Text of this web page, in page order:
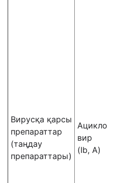
Вирусқа қарсы
препараттар
(таңдау
препараттары)
Ацикло
вир
(Ib, A)